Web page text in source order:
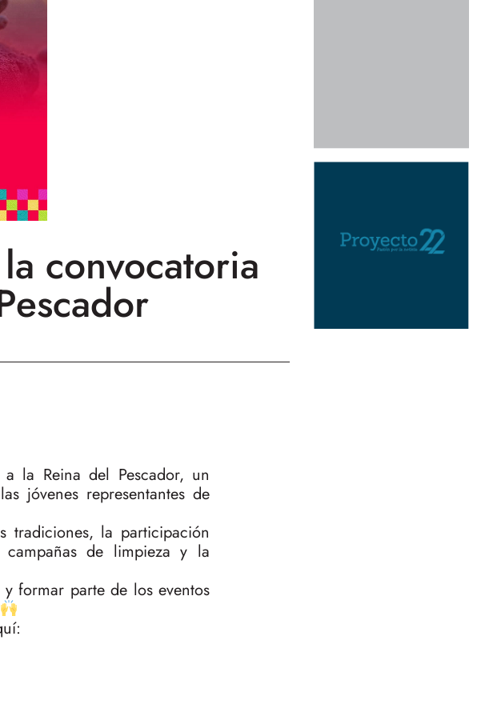
convocatoria
la Reina del Pescador, un
jóvenes representantes de
tradiciones, la participación
de limpieza y la
formar parte de los eventos